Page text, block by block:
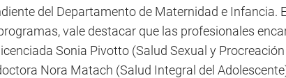
del Departamento de Maternidad e Infancia.
vale destacar que las profesionales
Sonia Pivotto (Salud Sexual y Procreación
Nora Matach (Salud Integral del